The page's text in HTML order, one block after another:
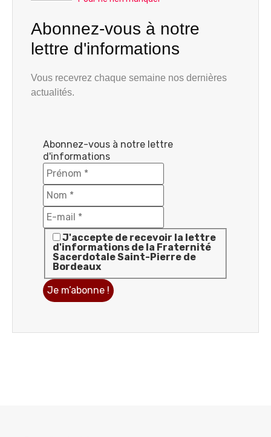
Abonnez-vous à notre
lettre d'informations
Vous recevrez chaque semaine nos dernières
actualités.
Abonnez-vous à notre lettre
d'informations
J'accepte de recevoir la lettre
d'informations de la Fraternité
Sacerdotale Saint-Pierre de
Bordeaux